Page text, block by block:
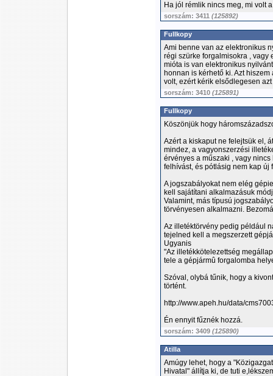
Ha jól rémlik nincs meg, mi volt
sorszám: 3411 (125892)
Fullkopy
Ami benne van az elektronikus
régi szürke forgalmisokra , vagy
mióta is van elektronikus
honnan is kérhető ki. Azt
volt, ezért kérik elsődlegesen
sorszám: 3410 (125891)
Fullkopy
Köszönjük hogy
Azért a kiskaput ne felejtsük el,
mindez, a vagyonszerzési
érvényes a műszaki , vagy
felhívást, és pótlásig nem kap
A jogszabályokat nem elég
kell sajátítani alkalmazásuk
Valamint, más típusú
törvényesen alkalmazni.
Az illetéktörvény pedig például
tejelned kell a megszerzett
Ugyanis
"Az illetékkötelezettség
tele a gépjármû forgalomba
Szóval, olybá tűnik, hogy a
történt.
http://www.apeh.hu/data/
Én ennyit fűznék hozzá.
sorszám: 3409 (125890)
Atilla
Amúgy lehet, hogy a
Hivatal" állítja ki, de tuti